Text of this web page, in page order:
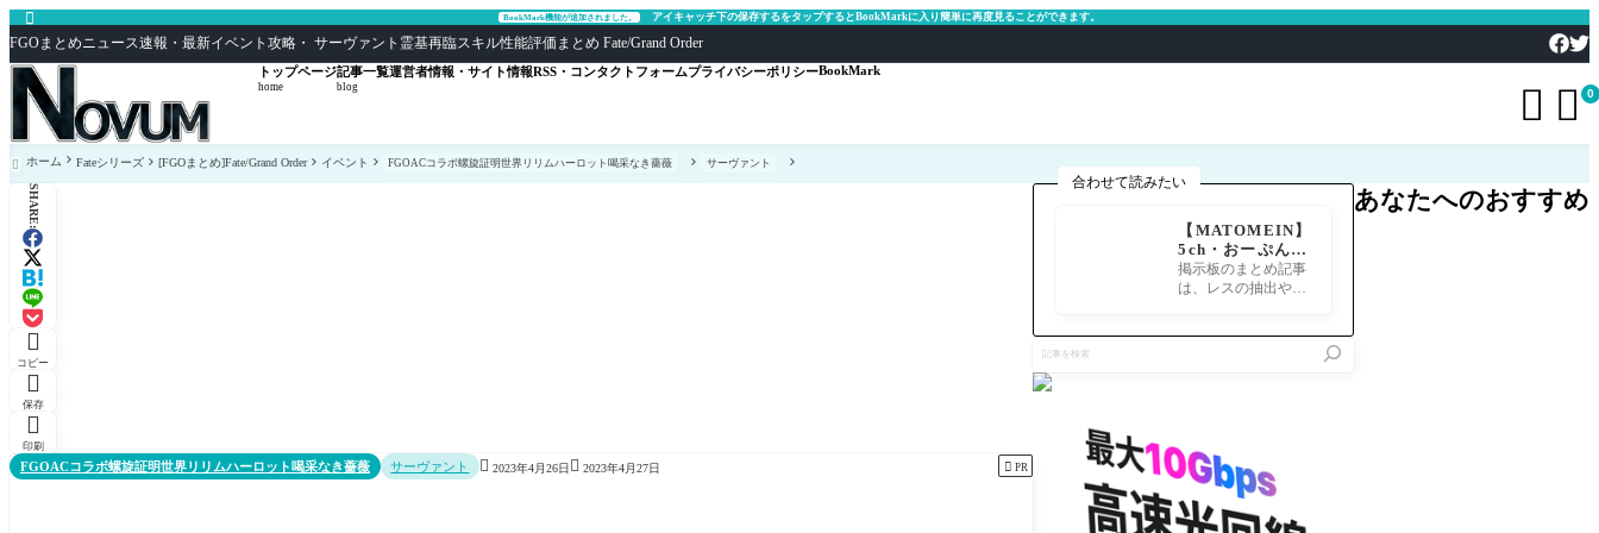
 BookMark機能が追加されました。 アイキャッチ下の保存するをタップするとBookMarkに入り簡単に再度見ることができます。
FGOまとめニュース速報・最新イベント攻略・ サーヴァント霊基再臨スキル性能評価まとめ Fate/Grand Order
トップページ
home
記事一覧
blog
運営者情報・サイト情報RSS・コンタクトフォームプライバシーポリシーBookMark
  0
 ホーム Fateシリーズ [FGOまとめ]Fate/Grand Order イベント FGOACコラボ螺旋証明世界リリムハーロット喝采なき薔薇 サーヴァント
SHARE:

コピー

保存

印刷
FGOACコラボ螺旋証明世界リリムハーロット喝采なき薔薇 サーヴァント  2023年4月26日  2023年4月27日  PR
合わせて読みたい
【MATOMEIN】
5ch・おーぷん2
ちゃん・したら
ば・ガルちゃん・
掲示板のまとめ記事
は、レスの抽出や整
を
検
あなたへのおすすめ